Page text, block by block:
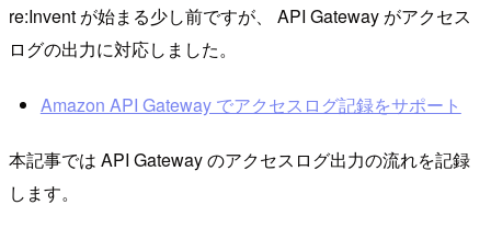
re:Invent が始まる少し前ですが、 API Gateway がアクセス
ログの出力に対応しました。
Amazon API Gateway でアクセスログ記録をサポート
本記事では API Gateway のアクセスログ出力の流れを記録
します。